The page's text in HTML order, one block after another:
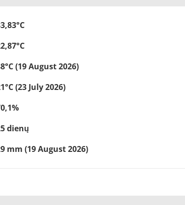
(19 August 2026)
(23 July 2026)
dienų
mm (19 August 2026)